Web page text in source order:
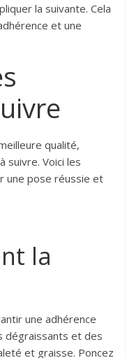
la suivante. Cela
et une
qualité,
suivre. Voici les
une pose réussie et
la
une adhérence
dégraissants et des
et graisse. Poncez